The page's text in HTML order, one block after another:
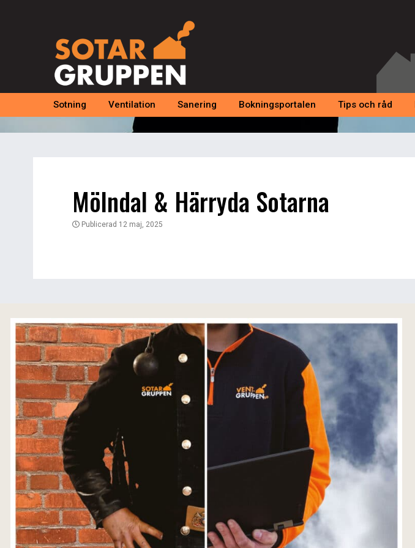
Sotning Ventilation Sanering Bokningsportalen Tips och råd
Mölndal & Härryda Sotarna
Publicerad 12 maj, 2025